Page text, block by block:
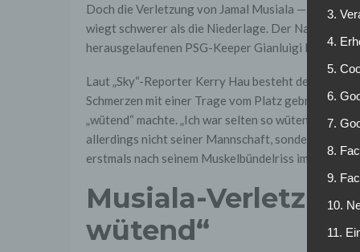
Doch die Verletzung von Jamal Musiala —
der erst
wiegt schwerer als die Niederlage. Der
herausgelaufenen PSG-Keeper Gianluigi
Laut „Sky“-Reporter Kerry Hau besteht der
Schmerzen mit einer Trage vom Platz gebracht
„wütend“ machte. „Ich war selten so wütend in der
allerdings nicht seiner Mannschaft, sondern den
erstmals nach seinem Muskelbündelriss im April
Musiala-
wütend“
3.
4.
5.
6.
7.
8.
9.
10.
11.